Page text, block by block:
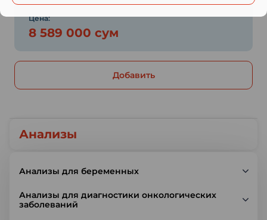
Анализы
Анализы для беременных
Анализы для диагностики онкологических
заболеваний
Цена:
8 589 000 сум
Добавить